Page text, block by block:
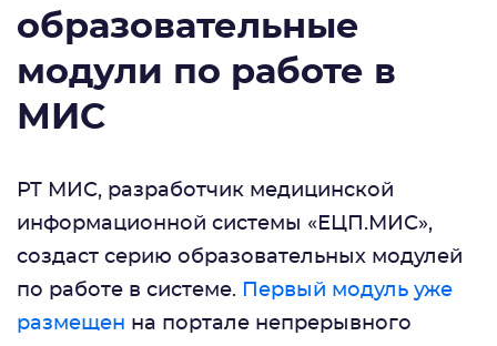
образовательные
модули по работе в
МИС
РТ МИС, разработчик медицинской
информационной системы «ЕЦП.МИС»,
создаст серию образовательных модулей
по работе в системе. Первый модуль уже
размещен на портале непрерывного